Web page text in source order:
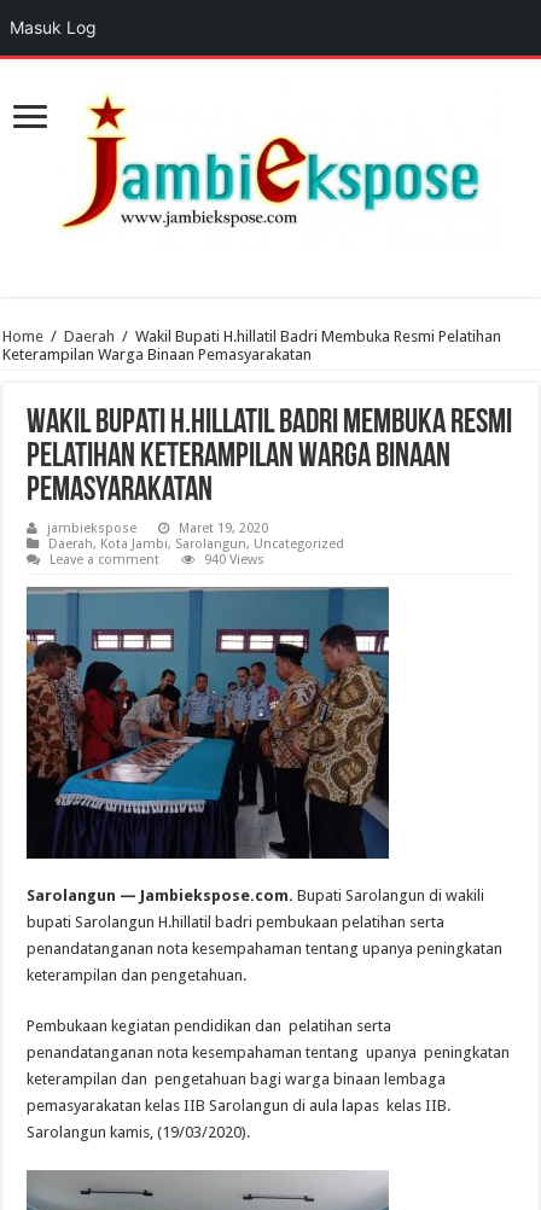
Home / Daerah / Wakil Bupati H.hillatil Badri Membuka Resmi Pelatihan
Keterampilan Warga Binaan Pemasyarakatan
Wakil Bupati H.hillatil Badri Membuka Resmi
Pelatihan Keterampilan Warga Binaan
Pemasyarakatan
jambiekspose
Maret 19, 2020
Daerah, Kota Jambi, Sarolangun, Uncategorized
Leave a comment
940 Views
Sarolangun — Jambiekspose.com.Bupati Sarolangun di wakili
bupati Sarolangun H.hillatil badri pembukaan pelatihan serta
penandatanganan nota kesempahaman tentang upanya peningkatan
keterampilan dan pengetahuan.
Pembukaan kegiatan pendidikan dan pelatihan serta
penandatanganan nota kesempahaman tentang upanya peningkatan
keterampilan dan pengetahuan bagi warga binaan lembaga
pemasyarakatan kelas IIB Sarolangun di aula lapas kelas IIB.
Sarolangun kamis, (19/03/2020).
Masuk Log